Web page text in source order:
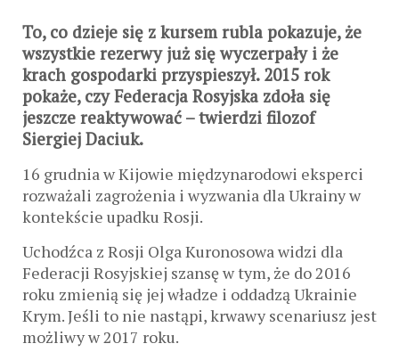
To, co dzieje się z kursem rubla pokazuje, że
wszystkie rezerwy już się wyczerpały i że
krach gospodarki przyspieszył. 2015 rok
pokaże, czy Federacja Rosyjska zdoła się
jeszcze reaktywować – twierdzi filozof
Siergiej Daciuk.
16 grudnia w Kijowie międzynarodowi eksperci
rozważali zagrożenia i wyzwania dla Ukrainy w
kontekście upadku Rosji.
Uchodźca z Rosji Olga Kuronosowa widzi dla
Federacji Rosyjskiej szansę w tym, że do 2016
roku zmienią się jej władze i oddadzą Ukrainie
Krym. Jeśli to nie nastąpi, krwawy scenariusz jest
możliwy w 2017 roku.